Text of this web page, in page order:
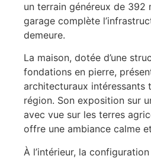
un terrain généreux de 392
garage complète
demeure.
La maison, dotée d’une
fondations en pierre,
architecturaux intéressants
région. Son exposition sur
avec vue sur les terres
offre une ambiance calme
À l’intérieur, la